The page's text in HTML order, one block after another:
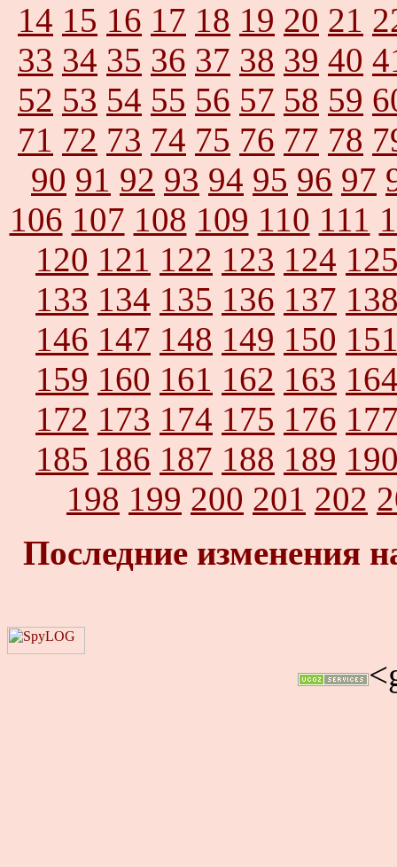
14 15 16 17 18 19 20 21
33 34 35 36 37 38 39 40
52 53 54 55 56 57 58 59
71 72 73 74 75 76 77 78
90 91 92 93 94 95 96 97
106 107 108 109 110 111
120 121 122 123 124
133 134 135 136 137
146 147 148 149 150
159 160 161 162 163
172 173 174 175 176
185 186 187 188 189
198 199 200 201 202
Последние изменения
<